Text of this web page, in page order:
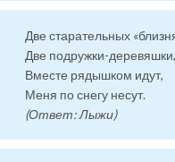
Две старательных
Две подружки-деревяшки,
Вместе рядышком идут,
Меня по снегу несут.
(Ответ: Лыжи)